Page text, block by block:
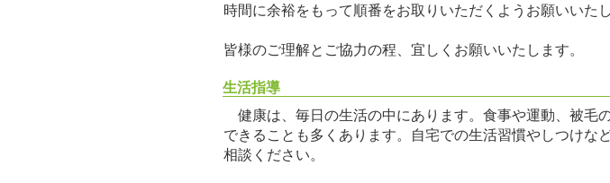
時間に余裕をもって順番をお取りいただくようお願いいたし
皆様のご理解とご協力の程、宜しくお願いいたします。
生活指導
健康は、毎日の生活の中にあります。食事や運動、被毛
できることも多くあります。自宅での生活習慣やしつけな
相談ください。